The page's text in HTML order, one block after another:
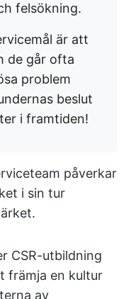
felsökning.
är att
de går ofta
problem
beslut
i framtiden!
påverkar
i sin tur
CSR-utbildning
främja en kultur
av